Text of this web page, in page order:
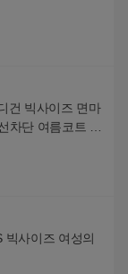
건 빅사이즈 면마
차단 여름코트 데
빅사이즈 여성의